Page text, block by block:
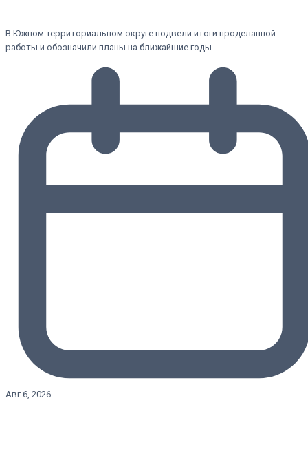
В Южном территориальном округе подвели итоги проделанной
работы и обозначили планы на ближайшие годы
Авг 6, 2026